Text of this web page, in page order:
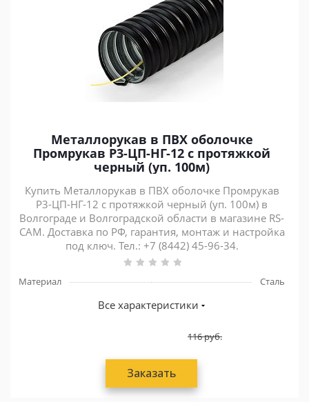
Металлорукав в ПВХ оболочке
Промрукав Р3-ЦП-НГ-12 с протяжкой
черный (уп. 100м)
Купить Металлорукав в ПВХ оболочке Промрукав
Р3-ЦП-НГ-12 с протяжкой черный (уп. 100м) в
Волгограде и Волгоградской области в магазине RS-
CAM. Доставка по РФ, гарантия, монтаж и настройка
под ключ. Тел.: +7 (8442) 45-96-34.
Материал Сталь
Все характеристики
116руб.
Заказать